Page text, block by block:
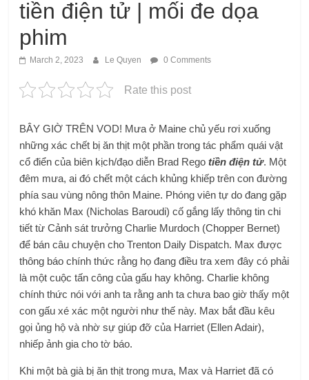
tiền điện tử | mối đe dọa
phim
March 2, 2023 Le Quyen 0 Comments
Rate this post
BÂY GIỜ TRÊN VOD! Mưa ở Maine chủ yếu rơi xuống
những xác chết bị ăn thịt một phần trong tác phẩm quái vật
cổ điển của biên kịch/đạo diễn Brad Regotiền điện tử. Một
đêm mưa, ai đó chết một cách khủng khiếp trên con đường
phía sau vùng nông thôn Maine. Phóng viên tự do đang gặp
khó khăn Max (Nicholas Baroudi) cố gắng lấy thông tin chi
tiết từ Cảnh sát trưởng Charlie Murdoch (Chopper Bernet)
để bán câu chuyện cho Trenton Daily Dispatch. Max được
thông báo chính thức rằng họ đang điều tra xem đây có phải
là một cuộc tấn công của gấu hay không. Charlie không
chính thức nói với anh ta rằng anh ta chưa bao giờ thấy một
con gấu xé xác một người như thế này. Max bắt đầu kêu
gọi ủng hộ và nhờ sự giúp đỡ của Harriet (Ellen Adair),
nhiếp ảnh gia cho tờ báo.
Khi một bà già bị ăn thịt trong mưa, Max và Harriet đã có